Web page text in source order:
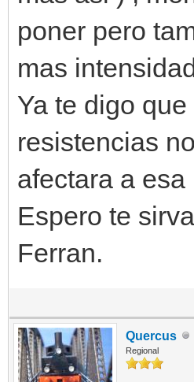
poner pero
mas
Ya te digo
resistencias
afectara a esa
Espero te
Ferran.
Quercus
Regional